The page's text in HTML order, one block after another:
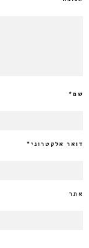
שם*
דואר אלקטרוני *
אתר